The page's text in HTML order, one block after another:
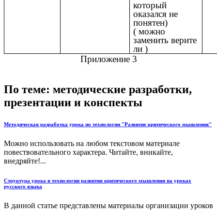
который
оказался не
понятен)
( можно
заменить верите
ли )
Приложение 3
По теме: методические разработки,
презентации и конспекты
Методическая разработка урока по технологии "Развитие критического мышления"
Можно использовать на любом текстовом материале
повествовательного характера. Читайте, вникайте,
внедряйте!...
Структура урока в технологии развития критического мышления на уроках
русского языка
В данной статье представлены материалы организации уроков